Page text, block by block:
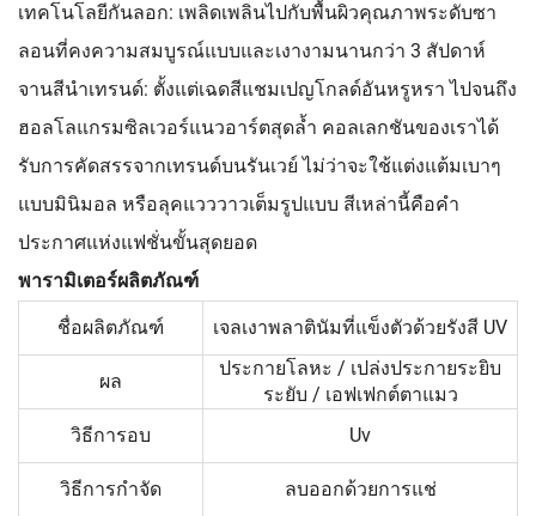
เทคโนโลยีกันลอก: เพลิดเพลินไปกับพื้นผิวคุณภาพระดับซา
ลอนที่คงความสมบูรณ์แบบและเงางามนานกว่า 3 สัปดาห์
จานสีนำเทรนด์: ตั้งแต่เฉดสีแชมเปญโกลด์อันหรูหรา ไปจนถึง
ฮอลโลแกรมซิลเวอร์แนวอาร์ตสุดล้ำ คอลเลกชันของเราได้
รับการคัดสรรจากเทรนด์บนรันเวย์ ไม่ว่าจะใช้แต่งแต้มเบาๆ
แบบมินิมอล หรือลุคแวววาวเต็มรูปแบบ สีเหล่านี้คือคำ
ประกาศแห่งแฟชั่นขั้นสุดยอด
พารามิเตอร์ผลิตภัณฑ์
ชื่อผลิตภัณฑ์ เจลเงาพลาตินัมที่แข็งตัวด้วยรังสี UV
ผล
ประกายโลหะ / เปล่งประกายระยิบ
ระยับ / เอฟเฟกต์ตาแมว
วิธีการอบ
Uv
วิธีการกำจัด ลบออกด้วยการแช่